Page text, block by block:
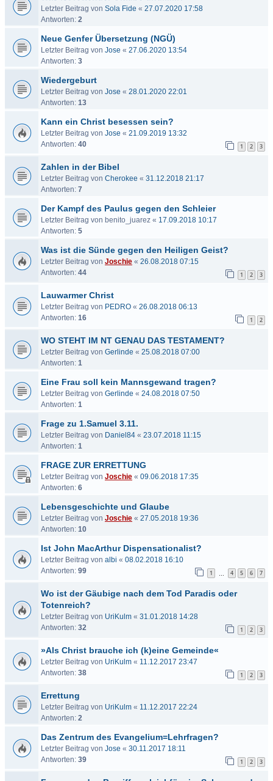
Letzter Beitrag von Sola Fide « 27.07.2020 17:58
Antworten: 2
Neue Genfer Übersetzung (NGÜ)
Letzter Beitrag von Jose « 27.06.2020 13:54
Antworten: 3
Wiedergeburt
Letzter Beitrag von Jose « 28.01.2020 22:01
Antworten: 13
Kann ein Christ besessen sein?
Letzter Beitrag von Jose « 21.09.2019 13:32
Antworten: 40 1 2 3
Zahlen in der Bibel
Letzter Beitrag von Cherokee « 31.12.2018 21:17
Antworten: 7
Der Kampf des Paulus gegen den Schleier
Letzter Beitrag von benito_juarez « 17.09.2018 10:17
Antworten: 5
Was ist die Sünde gegen den Heiligen Geist?
Letzter Beitrag von Joschie « 26.08.2018 07:15
Antworten: 44 1 2 3
Lauwarmer Christ
Letzter Beitrag von PEDRO « 26.08.2018 06:13
Antworten: 16 1 2
WO STEHT IM NT GENAU DAS TESTAMENT?
Letzter Beitrag von Gerlinde « 25.08.2018 07:00
Antworten: 1
Eine Frau soll kein Mannsgewand tragen?
Letzter Beitrag von Gerlinde « 24.08.2018 07:50
Antworten: 1
Frage zu 1.Samuel 3.11.
Letzter Beitrag von Daniel84 « 23.07.2018 11:15
Antworten: 1
FRAGE ZUR ERRETTUNG
Letzter Beitrag von Joschie « 09.06.2018 17:35
Antworten: 6
Lebensgeschichte und Glaube
Letzter Beitrag von Joschie « 27.05.2018 19:36
Antworten: 10
Ist John MacArthur Dispensationalist?
Letzter Beitrag von albi « 08.02.2018 16:10
Antworten: 99 1 4 5 6 7
Wo ist der Gäubige nach dem Tod Paradis oder
Totenreich?
Letzter Beitrag von UriKulm « 31.01.2018 14:28
Antworten: 32 1 2 3
»Als Christ brauche ich (k)eine Gemeinde«
Letzter Beitrag von UriKulm « 11.12.2017 23:47
Antworten: 38 1 2 3
Errettung
Letzter Beitrag von UriKulm « 11.12.2017 22:24
Antworten: 2
Das Zentrum des Evangelium=Lehrfragen?
Letzter Beitrag von Jose « 30.11.2017 18:11
Antworten: 39 1 2 3